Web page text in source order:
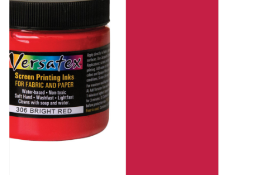
SPECIALS
OUTILS
Blog